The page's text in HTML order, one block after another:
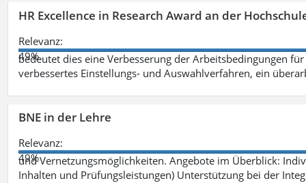
HR Excellence in Research Award an der
Relevanz:
49%
bedeutet dies eine Verbesserung der Arbeitsbedingungen
verbessertes Einstellungs- und Auswahlverfahren, ein
BNE in der Lehre
Relevanz:
49%
und Vernetzungsmöglichkeiten. Angebote im Überblick:
Inhalten und Prüfungsleistungen) Unterstützung bei der